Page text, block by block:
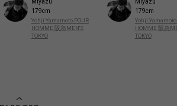
Miyazu
179cm
Yohji Yamamoto POUR
HOMME 阪急MEN'S
TOKYO
Miyazu
179cm
Yohji Yamamoto
HOMME 阪急
TOKYO